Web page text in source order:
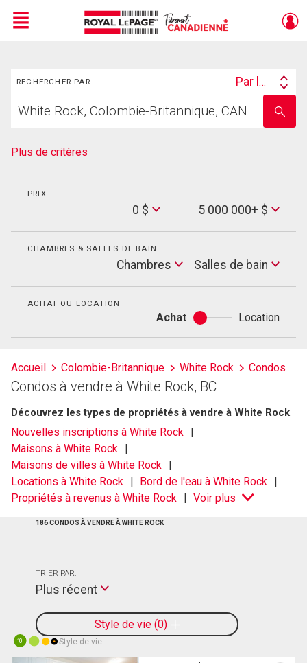
Menu
RECHERCHER PAR
Search
Par lieu
votre
nom
Plus de critères
PRIX
0 $
Max
Price
5 000 000+ $
CHAMBRES & SALLES DE BAIN
Chambres
Salles
de
Salles de bain
ACHAT OU LOCATION
Achat
Achat
ou
Location
Accueil Colombie-Britannique White Rock Condos
Condos à vendre à White Rock, BC
Découvrez les types de propriétés à vendre à White Rock
Nouvelles inscriptions à White Rock
Maisons à White Rock
Maisons de villes à White Rock
Locations à White Rock
Bord de l'eau à White Rock
Propriétés à revenus à White Rock
Voir plus
186 CONDOS À VENDRE À WHITE ROCK
Style de vie 0
TRIER PAR:
Plus récent
10 Style de vie